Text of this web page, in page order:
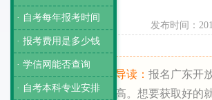
发布时间：
导读： 报名广东开
高。想要获取好的
· 自考每年报考时间
· 报考费用是多少钱
· 学信网能否查询
· 自考本科专业安排